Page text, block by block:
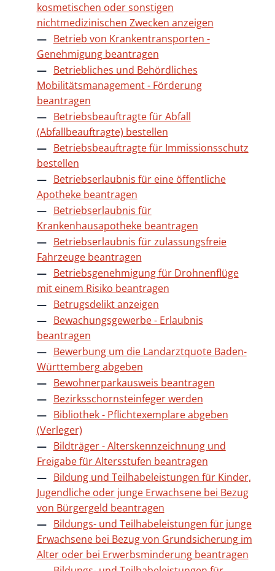
kosmetischen oder sonstigen
nichtmedizinischen Zwecken anzeigen
Betrieb von Krankentransporten -
Genehmigung beantragen
Betriebliches und Behördliches
Mobilitätsmanagement - Förderung
beantragen
Betriebsbeauftragte für Abfall
(Abfallbeauftragte) bestellen
Betriebsbeauftragte für Immissionsschutz
bestellen
Betriebserlaubnis für eine öffentliche
Apotheke beantragen
Betriebserlaubnis für
Krankenhausapotheke beantragen
Betriebserlaubnis für zulassungsfreie
Fahrzeuge beantragen
Betriebsgenehmigung für Drohnenflüge
mit einem Risiko beantragen
Betrugsdelikt anzeigen
Bewachungsgewerbe - Erlaubnis
beantragen
Bewerbung um die Landarztquote Baden-
Württemberg abgeben
Bewohnerparkausweis beantragen
Bezirksschornsteinfeger werden
Bibliothek - Pflichtexemplare abgeben
(Verleger)
Bildträger - Alterskennzeichnung und
Freigabe für Altersstufen beantragen
Bildung und Teilhabeleistungen für Kinder,
Jugendliche oder junge Erwachsene bei Bezug
von Bürgergeld beantragen
Bildungs- und Teilhabeleistungen für junge
Erwachsene bei Bezug von Grundsicherung im
Alter oder bei Erwerbsminderung beantragen